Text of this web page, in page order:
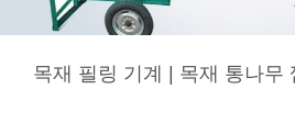
목재 필링 기계 | 목재 통나무